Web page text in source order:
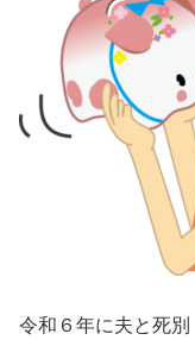
令和６年に夫と死別